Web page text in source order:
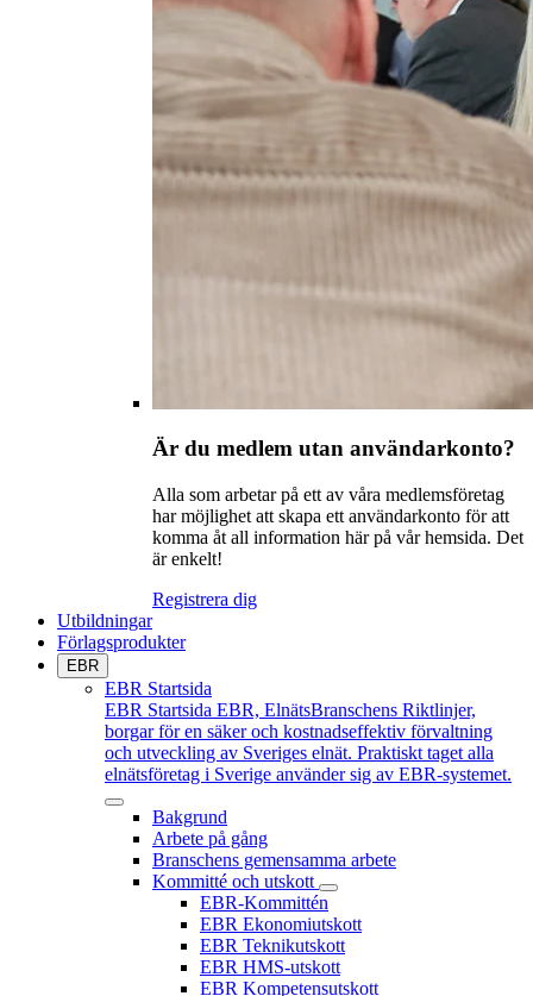
Är du medlem utan användarkonto?
Alla som arbetar på ett av våra medlemsföretag
har möjlighet att skapa ett användarkonto för att
komma åt all information här på vår hemsida. Det
är enkelt!
Registrera dig
Utbildningar
Förlagsprodukter
EBR
EBR Startsida
EBR Startsida EBR, ElnätsBranschens Riktlinjer,
borgar för en säker och kostnadseffektiv förvaltning
och utveckling av Sveriges elnät. Praktiskt taget alla
elnätsföretag i Sverige använder sig av EBR-systemet.
Bakgrund
Arbete på gång
Branschens gemensamma arbete
Kommitté och utskott
EBR-Kommittén
EBR Ekonomiutskott
EBR Teknikutskott
EBR HMS-utskott
EBR Kompetensutskott